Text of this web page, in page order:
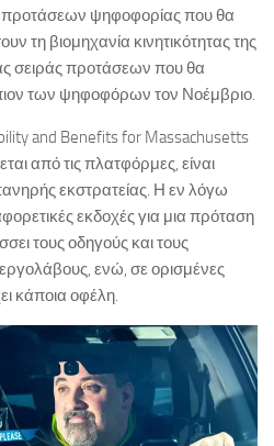
προτάσεων ψηφοφορίας που θα
βιομηχανία κινητικότητας της
σειράς προτάσεων που θα
των ψηφοφόρων τον Νοέμβριο.
and Benefits for Massachusetts
από τις πλατφόρμες, είναι
εκστρατείας. Η εν λόγω
εκδοχές για μια πρόταση
τους οδηγούς και τους
ενώ, σε ορισμένες
κάποια οφέλη.